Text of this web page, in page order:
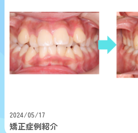
2024/05/17
矯正症例紹介